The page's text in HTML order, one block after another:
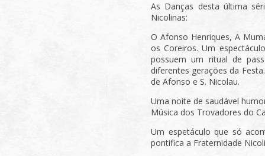
As Danças desta última
Nicolinas:
O Afonso Henriques, A
os Coreiros. Um
possuem um ritual de
diferentes gerações da
de Afonso e S. Nicolau.
Uma noite de saudável
Música dos Trovadores do
Um espetáculo que só
pontifica a Fraternidade